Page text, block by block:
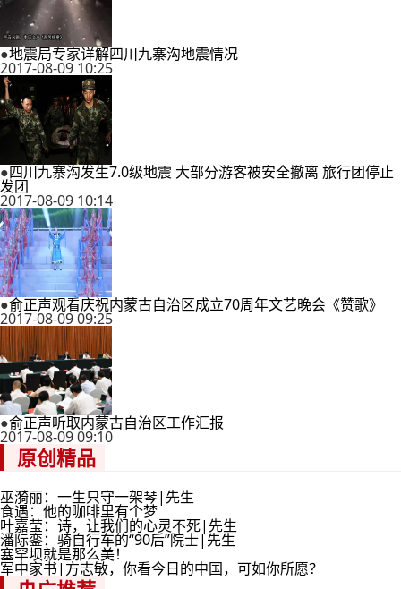
●地震局专家详解四川九寨沟地震情况
2017-08-09 10:25
●四川九寨沟发生7.0级地震 大部分游客被安全撤离 旅行团停止
发团
2017-08-09 10:14
●俞正声观看庆祝内蒙古自治区成立70周年文艺晚会《赞歌》
2017-08-09 09:25
●俞正声听取内蒙古自治区工作汇报
2017-08-09 09:10
原创精品
巫漪丽：一生只守一架琴|先生
食遇：他的咖啡里有个梦
叶嘉莹：诗，让我们的心灵不死|先生
潘际銮：骑自行车的“90后”院士|先生
塞罕坝就是那么美！
军中家书|方志敏，你看今日的中国，可如你所愿？